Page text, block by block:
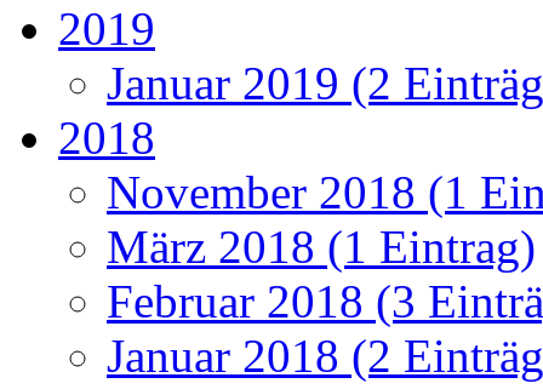
2019
Januar 2019 (2
2018
November 2018 (1
März 2018 (1 Eintrag)
Februar 2018 (3
Januar 2018 (2